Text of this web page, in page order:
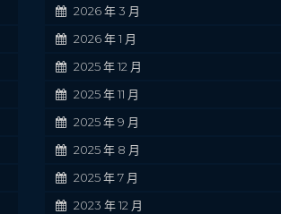
2026 年 3 月
2026 年 1 月
2025 年 12 月
2025 年 11 月
2025 年 9 月
2025 年 8 月
2025 年 7 月
2023 年 12 月